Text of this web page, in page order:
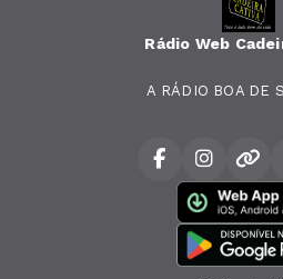
Rádio Web
A RÁDIO BOA DE